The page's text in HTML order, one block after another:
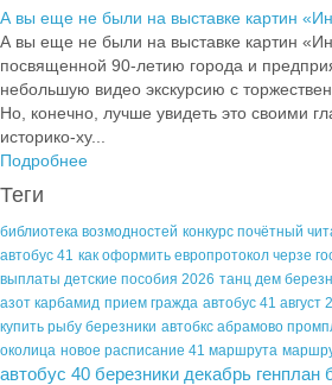
А вы еще не были на выставке картин
А вы еще не были на выставке картин
посвященной 90-летию города и
небольшую видео экскурсию с
Но, конечно, лучше увидеть это своими
историко-ху...
Подробнее
Теги
библиотека возмодностей конкурс почётный
автобус 41 как оформить европротокол черзе
выплаты детские пособия 2026 танц дем
азот карбамид прием гражда автобус 41 август
купить рыбу березники автобкс абрамово
околица новое расписание 41 маршрута
автобус 40 березники декабрь генплан